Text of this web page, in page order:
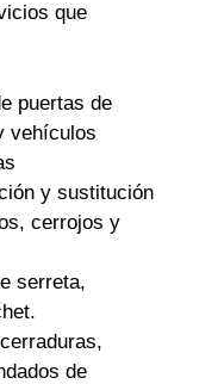
que
puertas de
vehículos
y sustitución
cerrojos y
serreta,
de